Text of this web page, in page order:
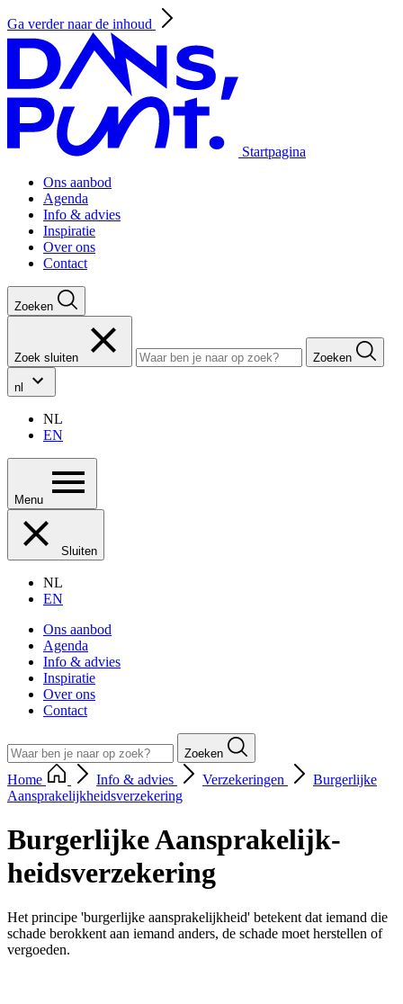
Ga verder naar de inhoud
Startpagina
Ons aanbod
Agenda
Info & advies
Inspiratie
Over ons
Contact
Zoeken
Zoek sluiten Zoeken
nl
NL
EN
Menu
Sluiten
NL
EN
Ons aanbod
Agenda
Info & advies
Inspiratie
Over ons
Contact
Zoeken
Home Info & advies Verzekeringen
Burgerlijke
Aansprakelijkheidsverzekering
Burgerlijke Aan­spra­ke­lijk­
heids­ver­ze­ke­ring
Het principe 'burgerlijke aansprakelijkheid' betekent dat iemand die
schade berokkent aan iemand anders, de schade moet herstellen of
vergoeden.